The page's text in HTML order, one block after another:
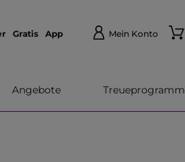
Gratis App Mein Konto
Angebote Treueprogramm